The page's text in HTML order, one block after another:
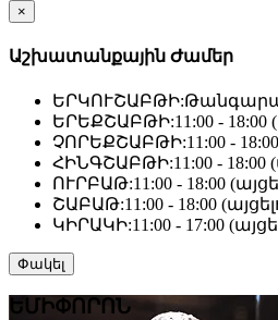
×
Աշխատանքային Ժամեր
ԵՐԿՈՒՇԱԲԹԻ:
ԵՐԵՔՇԱԲԹԻ:11:00 -
ՉՈՐԵՔՇԱԲԹԻ:11:00 -
ՀԻՆԳՇԱԲԹԻ:11:00 -
ՈՒՐԲԱԹ:11:00 - 18:00
ՇԱԲԱԹ:11:00 - 18:00
ԿԻՐԱԿԻ:11:00 - 17:00
Փակել
ԵՄԻՓՈՐՈՆ